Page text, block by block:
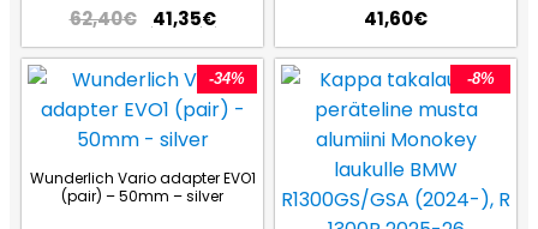
62,40€ 41,35€ 41,60€
-34%
Wunderlich Vario adapter EVO1
(pair) – 50mm – silver
-8%